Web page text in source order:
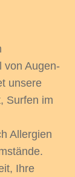
von Augen-
unsere
Surfen im
Allergien
Ihre